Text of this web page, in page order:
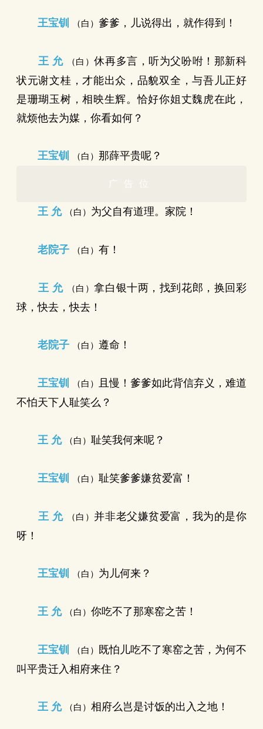
王宝钏 （白） 爹爹，儿说得出，就作得到！
王 允 （白）休再多言，听为父吩咐！那新科
状元谢文桂，才能出众，品貌双全，与吾儿正好
是珊瑚玉树，相映生辉。恰好你姐丈魏虎在此，
就烦他去为媒，你看如何？
王宝钏 （白） 那薛平贵呢？
广告位
王 允 （白） 为父自有道理。家院！
老院子 （白） 有！
王 允 （白）拿白银十两，找到花郎，换回彩
球，快去，快去！
老院子 （白） 遵命！
王宝钏 （白）
且慢！爹爹如此背信弃义，难道
不怕天下人耻笑么？
王 允 （白） 耻笑我何来呢？
王宝钏 （白） 耻笑爹爹嫌贫爱富！
王 允 （白） 并非老父嫌贫爱富，我为的是你
呀！
王宝钏 （白） 为儿何来？
王 允 （白） 你吃不了那寒窑之苦！
王宝钏 （白）
既怕儿吃不了寒窑之苦，为何不
叫平贵迁入相府来住？
王 允 （白） 相府么岂是讨饭的出入之地！